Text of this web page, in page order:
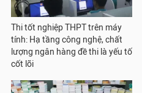
Thi tốt nghiệp THPT trên máy
tính: Hạ tầng công nghệ, chất
lượng ngân hàng đề thi là yếu tố
cốt lõi